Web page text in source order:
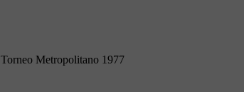
Torneo Metropolitano 1977